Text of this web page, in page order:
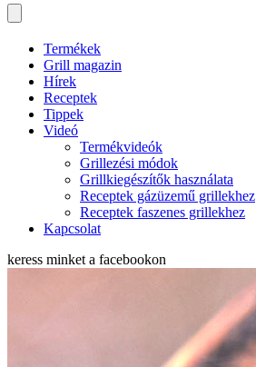
Termékek
Grill magazin
Hírek
Receptek
Tippek
Videó
Termékvideók
Grillezési módok
Grillkiegészítők használata
Receptek gázüzemű grillekhez
Receptek faszenes grillekhez
Kapcsolat
keress minket a facebookon